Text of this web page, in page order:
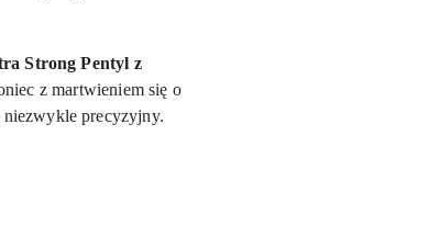
Strong Pentyl z
z martwieniem się o
niezwykle precyzyjny.